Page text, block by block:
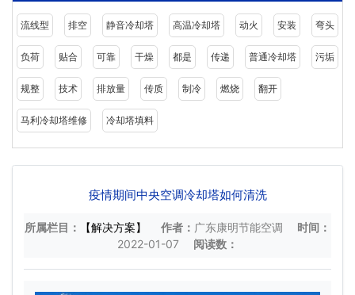
流线型 排空 静音冷却塔 高温冷却塔 动火 安装 弯头
负荷 贴合 可靠 干燥 都是 传递 普通冷却塔 污垢
规整 技术 排放量 传质 制冷 燃烧 翻开
马利冷却塔维修 冷却塔填料
疫情期间中央空调冷却塔如何清洗
所属栏目： 【解决方案】 作者： 广东康明节能空调
时间：
2022-01-07
阅读数：